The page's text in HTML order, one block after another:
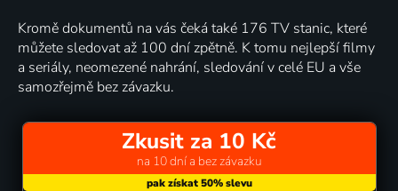
Kromě dokumentů na vás čeká také 176 TV stanic, které
můžete sledovat až 100 dní zpětně. K tomu nejlepší filmy
a seriály, neomezené nahrání, sledování v celé EU a vše
samozřejmě bez závazku.
Zkusit za 10 Kč
na 10 dní a bez závazku